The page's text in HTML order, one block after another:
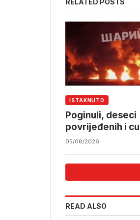
RELATED POSTS
ISTAKNUTO
Poginuli, deseci
povrijeđenih i
amonijaka
05/08/2026
READ ALSO